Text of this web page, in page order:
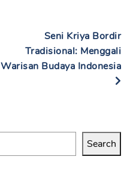
Seni Kriya Bordir
Tradisional: Menggali
Warisan Budaya Indonesia
Search